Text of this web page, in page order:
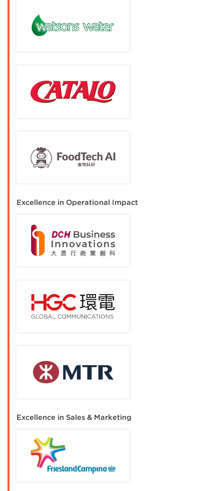
Excellence in Operational Impact
Excellence in Sales & Marketing